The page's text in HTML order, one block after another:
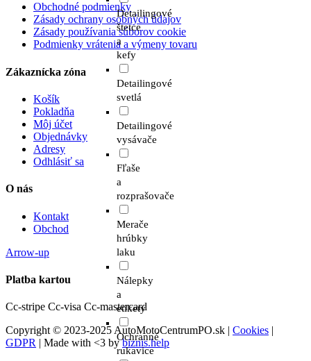
Detailingové
štetce
a
kefy
Detailingové
svetlá
Detailingové
vysávače
Fľaše
a
rozprašovače
Merače
hrúbky
laku
Nálepky
a
etikety
Ochranné
rukavice
Obchodné podmienky
Zásady ochrany osobných údajov
Zásady používania súborov cookie
Podmienky vrátenia a výmeny tovaru
Zákaznícka zóna
Košík
Pokladňa
Môj účet
Objednávky
Adresy
Odhlásiť sa
O nás
Kontakt
Obchod
Arrow-up
Platba kartou
Cc-stripe Cc-visa Cc-mastercard
Copyright © 2023-2025 AutoMotoCentrumPO.sk | Cookies |
GDPR | Made with <3 bybiznis.help